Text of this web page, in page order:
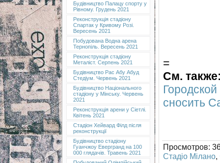
Будівництво Палацу спорту у
Рівному. Грудень 2021
Реконструкція стадіону
Спартак у Кривому Розі.
Вересень 2021
Побудована Водна арена
Тернопіль. Вересень 2021
Реконструкція стадіону
Металіст. Серпень 2021
Будівництво Рас Абу Абуд
Стедіум. Червень 2021
Будівництво Національного
стадіону у Мінську. Червень
2021
Реконструкція арени у Сіетлі.
Квітень 2021
Стадіон Хейвард Філд після
реконструкції
Будівництво стадіону
Гуанчжоу Евергранд на 100
000 глядачів. Травень 2021
=
См.
сносить
Просмотров:
Стадіо Мілано,